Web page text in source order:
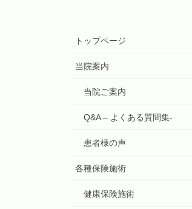
トップページ
当院案内
当院ご案内
Q&A – よくある質問集-
患者様の声
各種保険施術
健康保険施術